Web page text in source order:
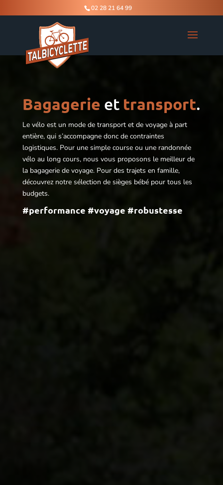
02 28 21 64 99
Bagagerie et transport.
Le vélo est un mode de transport et de voyage à part
entière, qui s’accompagne donc de contraintes
logistiques. Pour une simple course ou une randonnée
vélo au long cours, nous vous proposons le meilleur de
la bagagerie de voyage. Pour des trajets en famille,
découvrez notre sélection de sièges bébé pour tous les
budgets.
#performance #voyage #robustesse